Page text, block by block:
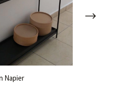
Napier